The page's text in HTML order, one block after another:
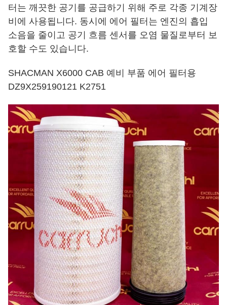
터는 깨끗한 공기를 공급하기 위해 주로 각종 기계장
비에 사용됩니다. 동시에 에어 필터는 엔진의 흡입
소음을 줄이고 공기 흐름 센서를 오염 물질로부터 보
호할 수도 있습니다.
SHACMAN X6000 CAB 예비 부품 에어 필터용
DZ9X259190121 K2751